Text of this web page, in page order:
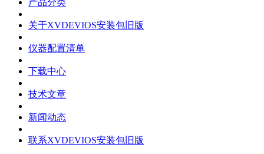
关于XVDEVIOS安装包旧版
仪器配置清单
下载中心
技术文章
新闻动态
联系XVDEVIOS安装包旧版